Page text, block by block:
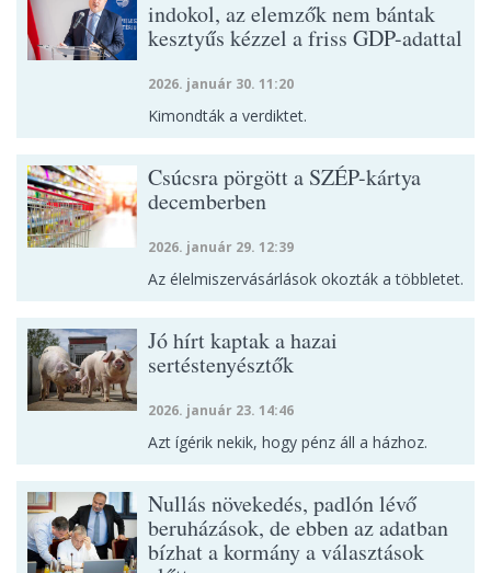
indokol, az elemzők nem bántak
kesztyűs kézzel a friss GDP-adattal
2026. január 30. 11:20
Kimondták a verdiktet.
Csúcsra pörgött a SZÉP-kártya
decemberben
2026. január 29. 12:39
Az élelmiszervásárlások okozták a többletet.
Jó hírt kaptak a hazai
sertéstenyésztők
2026. január 23. 14:46
Azt ígérik nekik, hogy pénz áll a házhoz.
Nullás növekedés, padlón lévő
beruházások, de ebben az adatban
bízhat a kormány a választások